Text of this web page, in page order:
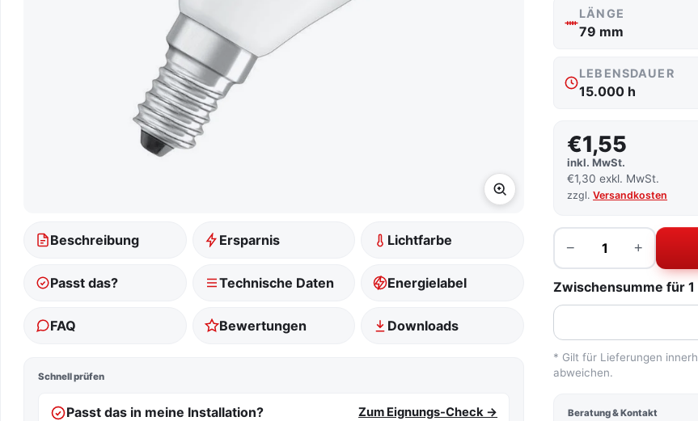
Beschreibung Ersparnis Lichtfarbe
Passt das? Technische Daten Energielabel
FAQ Bewertungen Downloads
Schnell prüfen
Passt das in meine Installation? Zum Eignungs-Check →
LÄNGE
79 mm
LEBENSDAUER
15.000 h
€1,55
inkl. MwSt.
€1,30 exkl. MwSt.
zzgl.Versandkosten
−
Menge
+
Zwischensumme für 1
* Gilt für Lieferungen
abweichen.
Beratung & Kontakt